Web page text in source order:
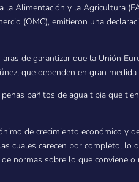
Alimentación y la Agricultura
(OMC), emitieron una
de garantizar que la Unión
que dependen en gran
pañitos de agua tibia que
de crecimiento económico y
cuales carecen por completo, lo
normas sobre lo que conviene o